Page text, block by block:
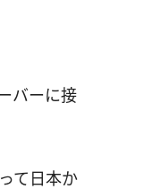
バーに接
て日本か